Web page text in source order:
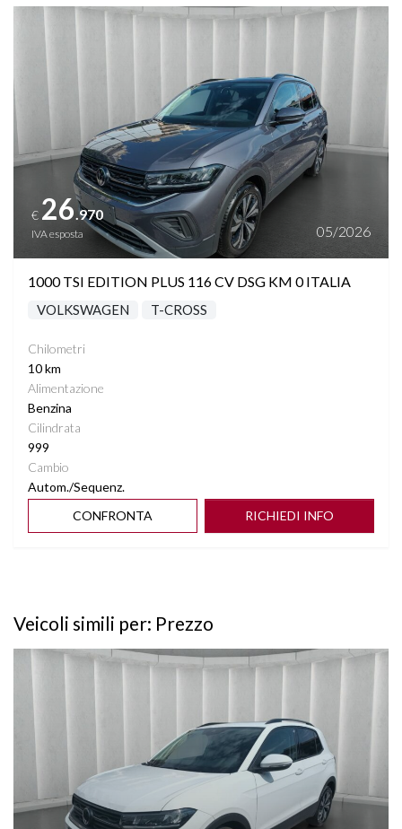
Vedi dettagli
€ 26.970
IVA esposta 05/2026
1000 TSI EDITION PLUS 116 CV DSG KM 0 ITALIA
VOLKSWAGEN T-CROSS
Chilometri
10 km
Alimentazione
Benzina
Cilindrata
999
Cambio
Autom./Sequenz.
CONFRONTA
RICHIEDI INFO
Veicoli simili per: Prezzo
Vedi dettagli